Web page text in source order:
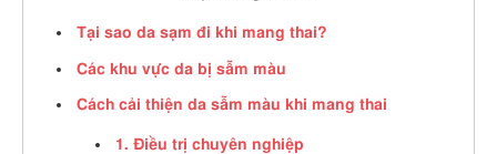
Tại sao da sạm đi khi mang thai?
Các khu vực da bị sẫm màu
Cách cải thiện da sẫm màu khi mang thai
1. Điều trị chuyên nghiệp